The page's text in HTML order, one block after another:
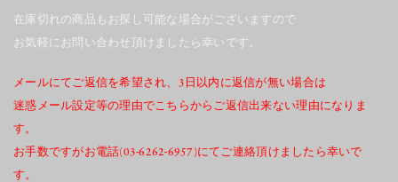
在庫切れの商品もお探し可能な場合がございますので
お気軽にお問い合わせ頂けましたら幸いです。
メールにてご返信を希望され、3日以内に返信が無い場合は
迷惑メール設定等の理由でこちらからご返信出来ない理由になりま
す。
お手数ですがお電話(03-6262-6957)にてご連絡頂けましたら幸いで
す。